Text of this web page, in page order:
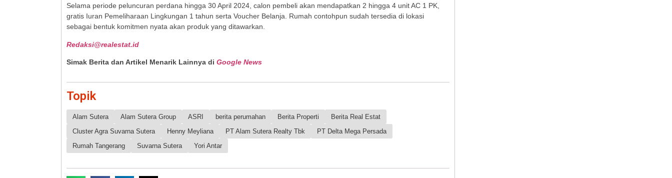
Selama periode peluncuran perdana hingga 30 April 2024, calon pembeli akan mendapatkan 2 hingga 4 unit AC 1 PK,
gratis Iuran Pemeliharaan Lingkungan 1 tahun serta Voucher Belanja. Rumah contohpun sudah tersedia di lokasi
sebagai bentuk komitmen nyata akan produk yang ditawarkan.
Redaksi@realestat.id
Simak Berita dan Artikel Menarik Lainnya di Google News
Topik
Alam Sutera Alam Sutera Group ASRI berita perumahan Berita Properti
Berita Real Estat
Cluster Agra Suvarna Sutera
Henny Meyliana PT Alam Sutera Realty Tbk
PT Delta Mega Persada
Rumah Tangerang
Suvarna Sutera Yori Antar